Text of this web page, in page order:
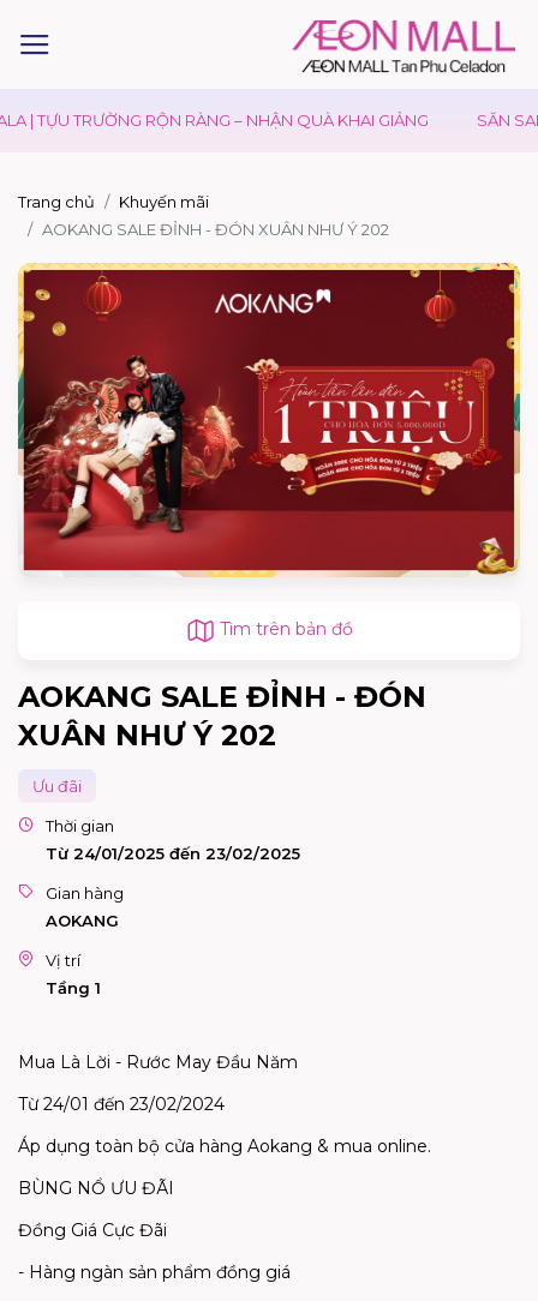
| TỰU TRƯỜNG RỘN RÀNG – NHẬN QUÀ KHAI GIẢNG SĂN
Trang chủ
Khuyến mãi
AOKANG SALE ĐỈNH - ĐÓN XUÂN NHƯ Ý 202
Tìm trên bản đồ
AOKANG SALE ĐỈNH - ĐÓN
XUÂN NHƯ Ý 202
Ưu đãi
Thời gian
Từ 24/01/2025 đến 23/02/2025
Gian hàng
AOKANG
Vị trí
Tầng 1
Mua Là Lời - Rước May Đầu Năm
Từ 24/01 đến 23/02/2024
Áp dụng toàn bộ cửa hàng Aokang & mua online.
BÙNG NỔ ƯU ĐÃI
Đồng Giá Cực Đãi
- Hàng ngàn sản phẩm đồng giá